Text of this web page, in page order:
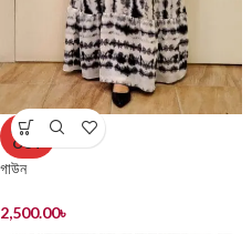
SOLD
OUT
গাউন
2,500.00৳